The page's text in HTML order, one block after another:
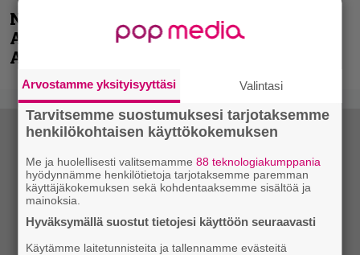
Näin lähtee Ghostin Tobias Forgelta
Accept – menossa mukana myös
Anthrax- ja Korn-miehistöä
Arvostamme yksityisyyttäsi Valintasi
Tarvitsemme suostumuksesi tarjotaksemme
henkilökohtaisen käyttökokemuksen
Me ja huolellisesti valitsemamme88 teknologiakumppania
hyödynnämme henkilötietoja tarjotaksemme paremman
käyttäjäkokemuksen sekä kohdentaaksemme sisältöä ja
mainoksia.
Hyväksymällä suostut tietojesi käyttöön seuraavasti
Käytämme laitetunnisteita ja tallennamme evästeitä